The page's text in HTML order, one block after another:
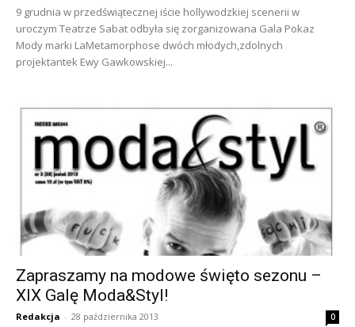
9 grudnia w przedświątecznej iście hollywodzkiej scenerii w
uroczym Teatrze Sabat odbyła się zorganizowana Gala Pokaz
Mody marki LaMetamorphose dwóch młodych,zdolnych
projektantek Ewy Gawkowskiej...
Zapraszamy na modowe święto sezonu –
XIX Galę Moda&Styl!
Redakcja - 28 października 2013 0